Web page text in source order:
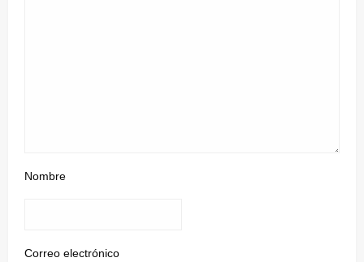
Nombre
Correo electrónico